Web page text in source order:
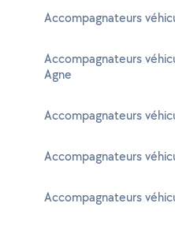
Accompagnateurs
Accompagnateurs
Agne
Accompagnateurs
Accompagnateurs
Accompagnateurs